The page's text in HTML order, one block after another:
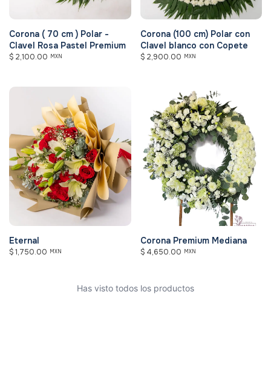
Corona ( 70 cm ) Polar -
Clavel Rosa Pastel Premium
$ 2,100.00 MXN
Corona (100 cm) Polar con
Clavel blanco con Copete
$ 2,900.00 MXN
Eternal
$1,750.00 MXN
Corona Premium Mediana
$ 4,650.00 MXN
Has visto todos los productos